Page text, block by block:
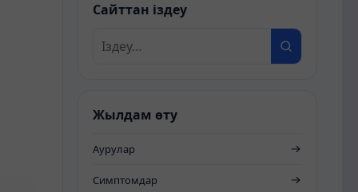
Сайттан іздеу
Жылдам өту
Аурулар
Симптомдар